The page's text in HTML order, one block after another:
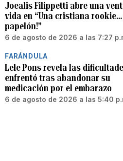
Joealis Filippetti abre una
vida en “Una cristiana rookie…
papelón!”
6 de agosto de 2026 a las 7:27
FARÁNDULA
Lele Pons revela las
enfrentó tras abandonar su
medicación por el embarazo
6 de agosto de 2026 a las 5:40